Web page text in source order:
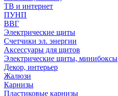
ТВ и интернет
ПУНП
ВВГ
Электрические щиты
Счетчики эл. энергии
Аксессуары для щитов
Электрические щиты, минибоксы
Декор, интерьер
Жалюзи
Карнизы
Пластиковые карнизы